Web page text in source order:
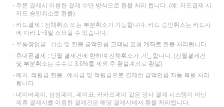
주문 결제시 이용한 결제 수단 방식으로 환불 처리 됩니다. (예: 카드결제 시
카드 승인취소로 환불)
카드결제 : 전체취소 또는 부분취소가 가능합니다. 카드 승인취소는 카드사
에 따라 1~3일 소요될 수 있습니다.
무통장입금 : 취소 및 환불 금액만큼 고객님 요청 계좌로 환불 처리됩니다.
휴대폰결제 : 당월 결제건에 한하여 전체취소가 가능합니다. (전월결제건
및 부분취소는 수수료 3.6%를 제외 후 환불계좌로 환불)
예치, 적립금 환불 : 예치금 및 적립금으로 결제한 금액만큼 자동 복원 처리
됩니다.
네이버페이, 삼성페이, 페이코, 카카오페이 같은 당사 결제 시스템이 아닌
제휴 결제사를 이용한 결제건은 해당 결제사에서 환불 처리됩니다.